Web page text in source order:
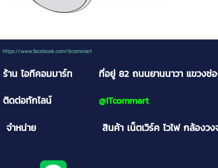
https://www.facebook.com/itcommart
ร้าน ไอทีคอมมาร์ท ที่อยู่ 82 ถนนยานนาวา แขวงช่
ติดต่อทักไลน์
@ITcommart
จำหน่าย
สินค้า เน็ตเวิร์ค ไวไฟ กล้องว